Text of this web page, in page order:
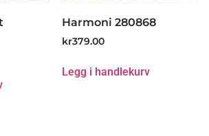
Harmoni 280868
kr379.00
Legg i handlekurv